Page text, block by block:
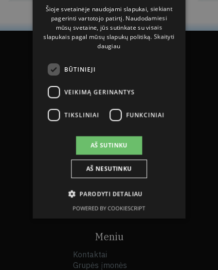
Sekite mus socialiniuose tinkluose
Įmonės informacija
JSC Grindeks
LV40003034935
Luminor Bank AS Latvija
LV22RIKO0000081829006
RIKOLV2X
Meniu
Kontaktai
Grupės įmonės
Šioje svetainėje naudojami slapukai, siekiant
pagerinti vartotojo patirtį. Naudodamiesi
mūsų svetaine, jūs sutinkate su visais
slapukais pagal mūsų slapukų politiką. Skaityti
daugiau
BŪTINIEJI
VEIKIMĄ GERINANTYS
TIKSLINIAI FUNKCINIAI
AŠ SUTINKU
AŠ NESUTINKU
PARODYTI DETALIAU
POWERED BY COOKIESCRIPT